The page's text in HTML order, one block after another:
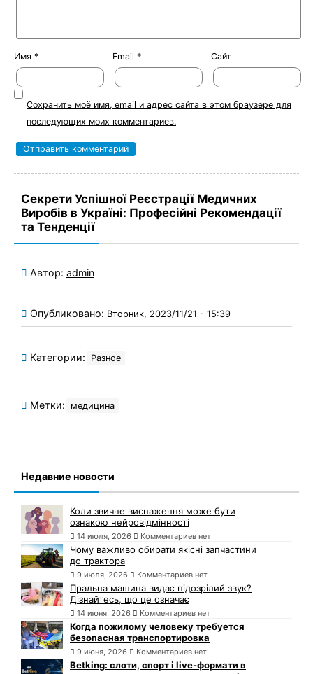
Имя * Email * Сайт
Сохранить моё имя, email и адрес сайта в этом браузере для
последующих моих комментариев.
Секрети Успішної Реєстрації Медичних
Виробів в Україні: Професійні Рекомендації
та Тенденції
Автор: admin
Опубликовано: Вторник, 2023/11/21 - 15:39
Категории: Разное
Метки: медицина
Недавние новости
Коли звичне виснаження може бути
ознакою нейровідмінності
14 июля, 2026 Комментариев нет
Чому важливо обирати якісні запчастини
до трактора
9 июля, 2026 Комментариев нет
Пральна машина видає підозрілий звук?
Дізнайтесь, що це означає
14 июня, 2026 Комментариев нет
Когда пожилому человеку требуется
безопасная транспортировка
9 июня, 2026 Комментариев нет
Betking: слоти, спорт і live-формати в